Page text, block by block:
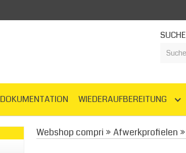
SUCHE
DOKUMENTATION WIEDERAUFBEREITUNG
Webshop compri »Afwerkprofielen »